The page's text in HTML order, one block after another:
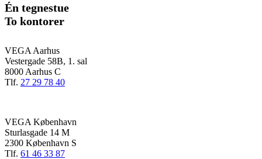
Én tegnestue
To kontorer
VEGA Aarhus
Vestergade 58B, 1. sal
8000 Aarhus C
Tlf. 27 29 78 40
VEGA København
Sturlasgade 14 M
2300 København S
Tlf. 61 46 33 87